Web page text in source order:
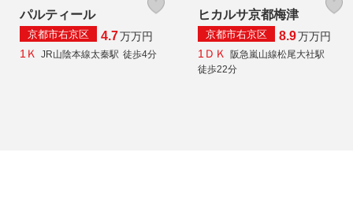
パルティール
京都市右京区 4.7万万円
1Ｋ
JR山陰本線太秦駅 徒歩4分
ヒカルサ京都梅津
京都市右京区 8.9万万円
1ＤＫ
阪急嵐山線松尾大社駅
徒歩22分